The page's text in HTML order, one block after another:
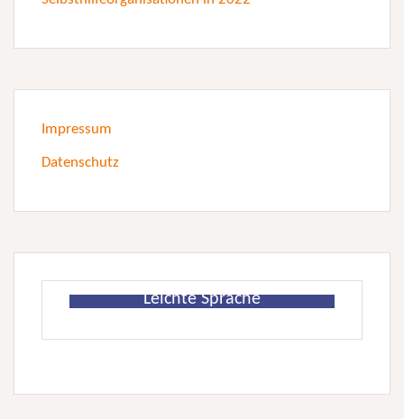
Impressum
Datenschutz
Leichte Sprache